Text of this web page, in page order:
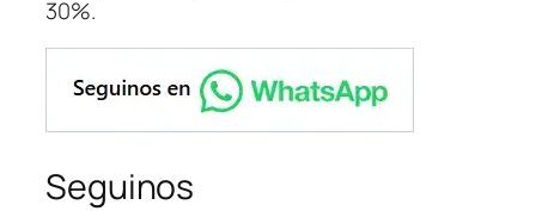
30%.
Seguinos